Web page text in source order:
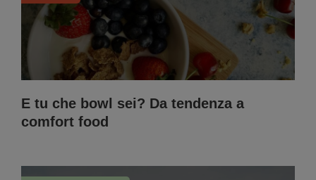
E tu che bowl sei? Da tendenza a
comfort food